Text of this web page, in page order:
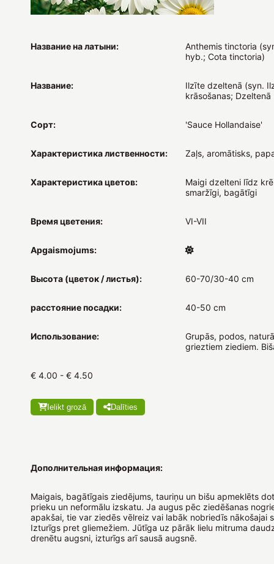
Название на латыни:
Anthemis tinctoria
hyb.; Cota tinctoria)
Название:
Ilzīte dzeltenā (syn.
krāsošanas;
Сорт: 'Sauce Hollandaise'
Характеристика лиственности: Zaļs, aromātisks,
Характеристика цветов:
Maigi dzelteni līdz
smaržīgi, bagātīgi
Время цветения: VI-VII
Apgaismojums:
Высота (цветок / листья): 60-70/30-40 cm
расстояние посадки: 40-50 cm
Использование:
Grupās, podos,
grieztiem ziediem.
€ 4.00 - € 4.50
Ielikt grozā Dalīties
Дополнительная информация:
Maigais, bagātīgais ziedējums, tauriņu un bišu apmeklēts
prieku un neformālu izskatu. Ja augus pēc ziedēšanas
apakšai, tie var ziedēs vēlreiz vai labāk nobriedīs nākošajai
Izturīgs pret gliemežiem. Jūtīga uz pārāk lielu mitruma
drenētu augsni, izturīgs arī sausā augsnē.